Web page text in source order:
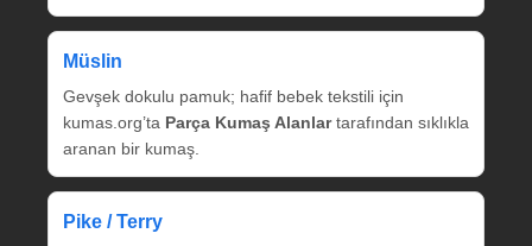
Müslin
Gevşek dokulu pamuk; hafif bebek tekstili için
kumas.org’ta Parça Kumaş Alanlartarafından sıklıkla
aranan bir kumaş.
Pike / Terry